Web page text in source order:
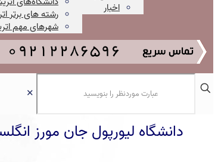
اخبار
رشته های برتر
شهرهای مهم
✕
دانشگاه لیورپول جان مورز